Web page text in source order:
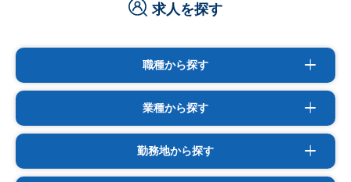
求人を探す
職種から探す
業種から探す
勤務地から探す